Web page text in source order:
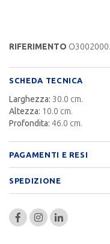
RIFERIMENTO
SCHEDA TECNICA
Larghezza: 30.0 cm.
Altezza: 10.0 cm.
Profondita: 46.0 cm.
PAGAMENTI E RESI
SPEDIZIONE